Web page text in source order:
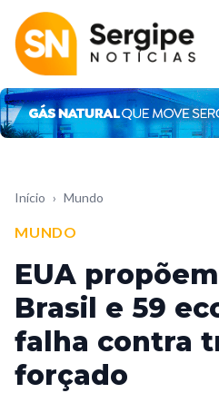
Início › Mundo
MUNDO
EUA
Brasil e 59
falha contra
forçado